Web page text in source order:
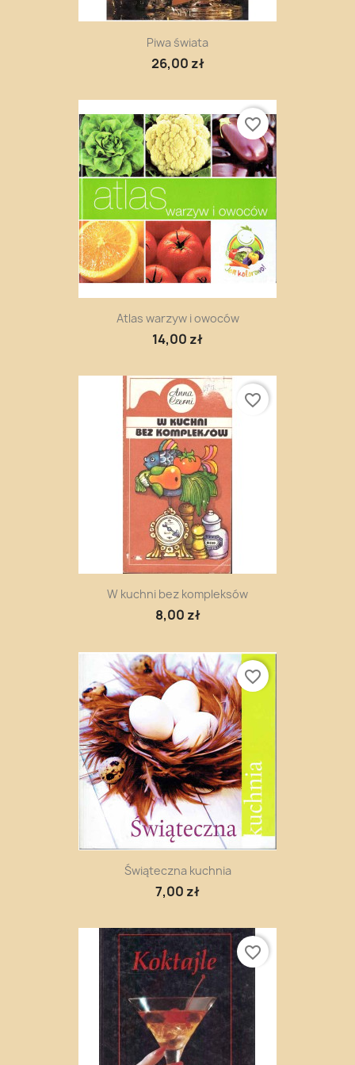
Piwa świata
26,00 zł
Atlas warzyw i owoców
14,00 zł
favorite_border
W kuchni bez kompleksów
8,00 zł
favorite_border
Świąteczna kuchnia
7,00 zł
favorite_border
favorite_border